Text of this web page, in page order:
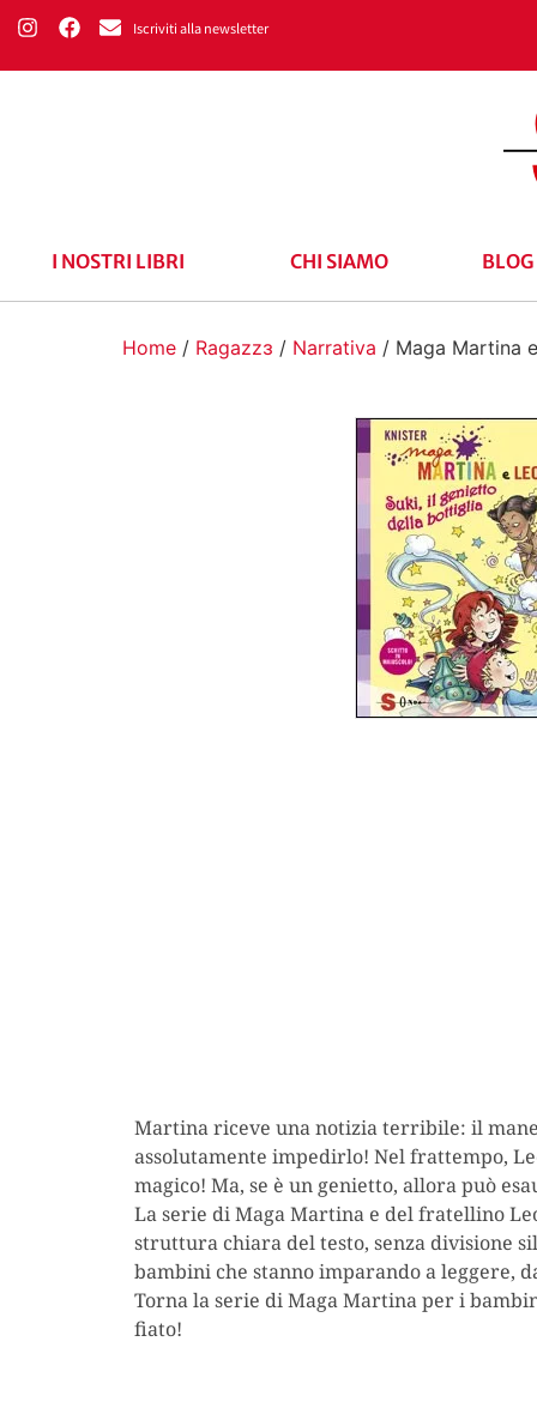
Iscriviti alla newsletter
I NOSTRI LIBRI CHI SIAMO BLOG
Home / Ragazzɜ / Narrativa / Maga Martina
Martina riceve una notizia terribile: il
assolutamente impedirlo! Nel frattempo,
magico! Ma, se è un genietto, allora può
La serie di Maga Martina e del fratellino
struttura chiara del testo, senza divisione
bambini che stanno imparando a leggere,
Torna la serie di Maga Martina per i
fiato!